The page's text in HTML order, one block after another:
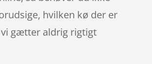
hvilken kø der er
gætter aldrig rigtigt